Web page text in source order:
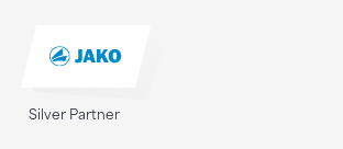
Silver Partner